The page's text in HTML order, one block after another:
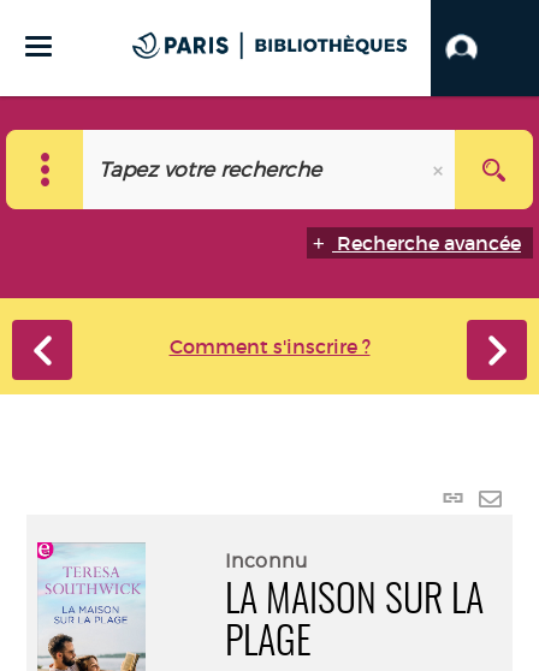
Recherche avancée
Comment s'inscrire ?
Lien
Inconnu
LA MAISON SUR LA
PLAGE